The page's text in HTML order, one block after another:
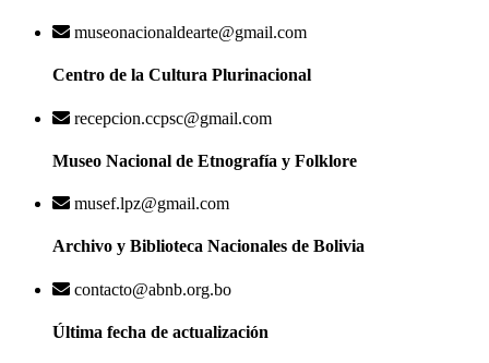
museonacionaldearte@gmail.com
Centro de la Cultura Plurinacional
recepcion.ccpsc@gmail.com
Museo Nacional de Etnografía y Folklore
musef.lpz@gmail.com
Archivo y Biblioteca Nacionales de Bolivia
contacto@abnb.org.bo
Última fecha de actualización